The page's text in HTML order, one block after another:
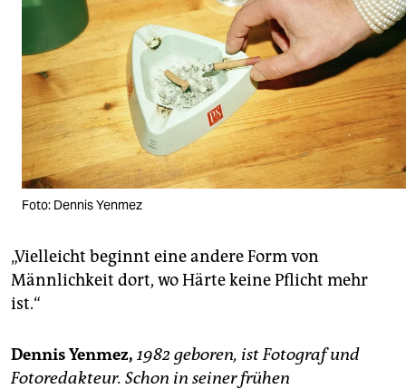
Foto: Dennis Yenmez
„Vielleicht beginnt eine andere Form von
Männlichkeit dort, wo Härte keine Pflicht mehr
ist.“
Dennis Yenmez, 1982 geboren, ist Fotograf und
Fotoredakteur. Schon in seiner frühen